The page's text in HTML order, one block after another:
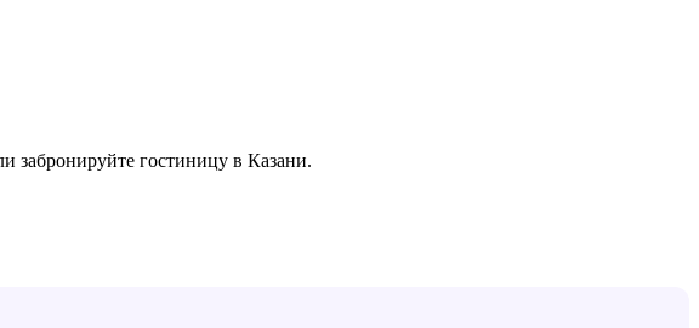
забронируйте гостиницу в Казани.